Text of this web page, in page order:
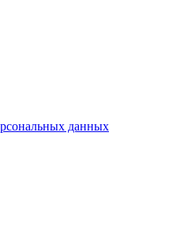
данных